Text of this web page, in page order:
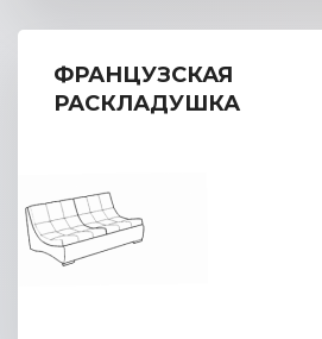
ФРАНЦУЗСКАЯ
РАСКЛАДУШКА